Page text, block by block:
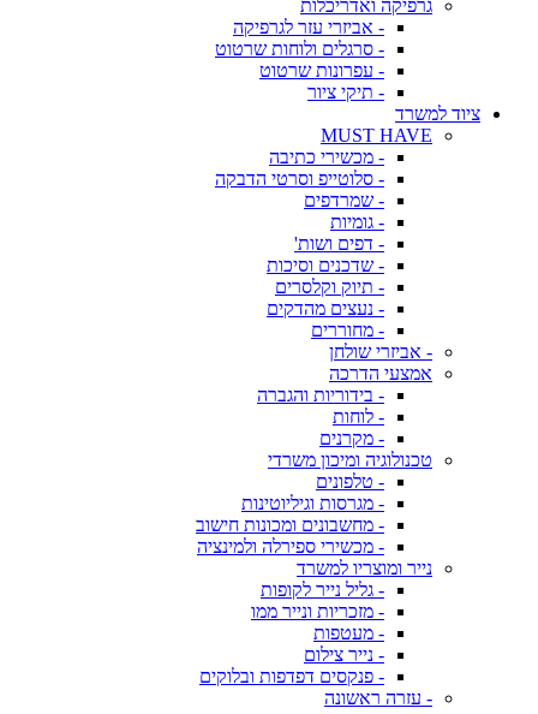
גרפיקה ואדריכלות
- אביזרי עזר לגרפיקה
- סרגלים ולוחות שרטוט
- עפרונות שרטוט
- תיקי ציור
ציוד למשרד
MUST HAVE
- מכשירי כתיבה
- סלוטייפ וסרטי הדבקה
- שמרדפים
- גומיות
- דפים ושות'
- שדכנים וסיכות
- תיוק וקלסרים
- נעצים מהדקים
- מחוררים
- אביזרי שולחן
אמצעי הדרכה
- בידוריות והגברה
- לוחות
- מקרנים
טכנולוגיה ומיכון משרדי
- טלפונים
- מגרסות וגיליוטינות
- מחשבונים ומכונות חישוב
- מכשירי ספירלה ולמינציה
נייר ומוצריו למשרד
- גליל נייר לקופות
- מזכריות ונייר ממו
- מעטפות
- נייר צילום
- פנקסים דפדפות ובלוקים
- עזרה ראשונה